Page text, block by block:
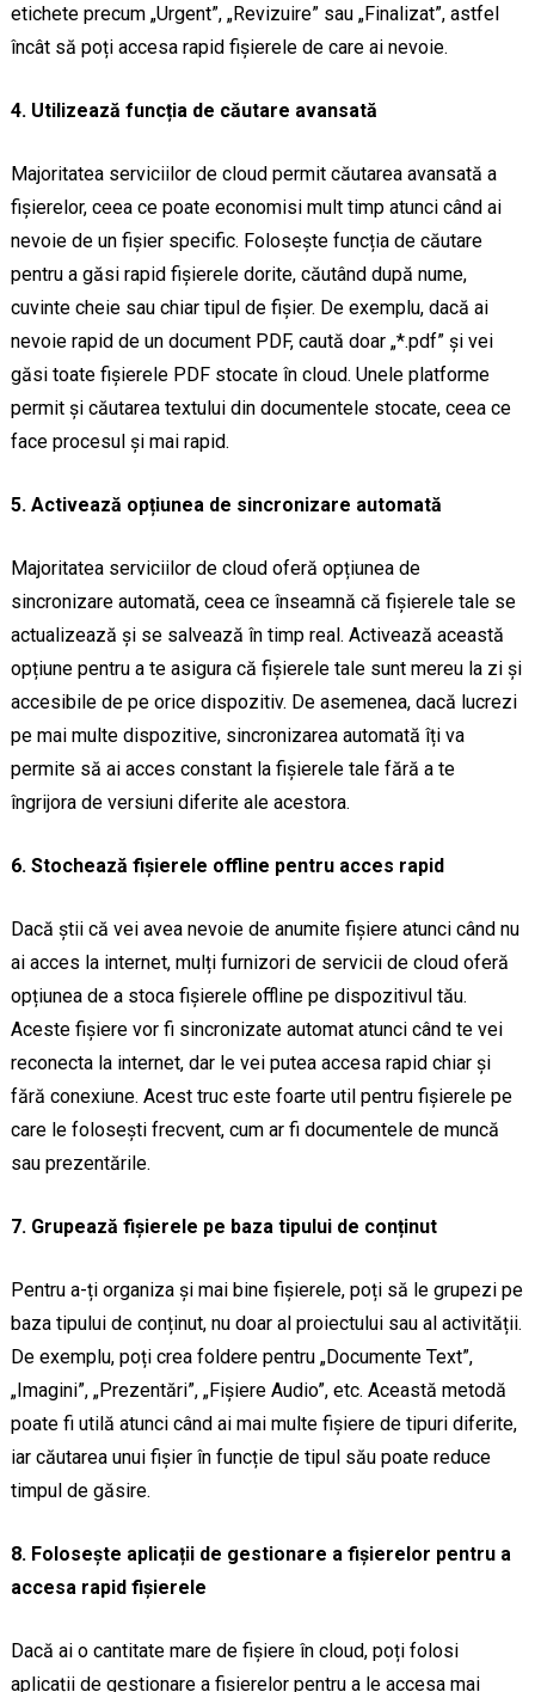
etichete precum „Urgent”, „Revizuire” sau „Finalizat”, astfel
încât să poți accesa rapid fișierele de care ai nevoie.
4. Utilizează funcția de căutare avansată
Majoritatea serviciilor de cloud permit căutarea avansată a
fișierelor, ceea ce poate economisi mult timp atunci când ai
nevoie de un fișier specific. Folosește funcția de căutare
pentru a găsi rapid fișierele dorite, căutând după nume,
cuvinte cheie sau chiar tipul de fișier. De exemplu, dacă ai
nevoie rapid de un document PDF, caută doar „*.pdf” și vei
găsi toate fișierele PDF stocate în cloud. Unele platforme
permit și căutarea textului din documentele stocate, ceea ce
face procesul și mai rapid.
5. Activează opțiunea de sincronizare automată
Majoritatea serviciilor de cloud oferă opțiunea de
sincronizare automată, ceea ce înseamnă că fișierele tale se
actualizează și se salvează în timp real. Activează această
opțiune pentru a te asigura că fișierele tale sunt mereu la zi și
accesibile de pe orice dispozitiv. De asemenea, dacă lucrezi
pe mai multe dispozitive, sincronizarea automată îți va
permite să ai acces constant la fișierele tale fără a te
îngrijora de versiuni diferite ale acestora.
6. Stochează fișierele offline pentru acces rapid
Dacă știi că vei avea nevoie de anumite fișiere atunci când nu
ai acces la internet, mulți furnizori de servicii de cloud oferă
opțiunea de a stoca fișierele offline pe dispozitivul tău.
Aceste fișiere vor fi sincronizate automat atunci când te vei
reconecta la internet, dar le vei putea accesa rapid chiar și
fără conexiune. Acest truc este foarte util pentru fișierele pe
care le folosești frecvent, cum ar fi documentele de muncă
sau prezentările.
7. Grupează fișierele pe baza tipului de conținut
Pentru a-ți organiza și mai bine fișierele, poți să le grupezi pe
baza tipului de conținut, nu doar al proiectului sau al activității.
De exemplu, poți crea foldere pentru „Documente Text”,
„Imagini”, „Prezentări”, „Fișiere Audio”, etc. Această metodă
poate fi utilă atunci când ai mai multe fișiere de tipuri diferite,
iar căutarea unui fișier în funcție de tipul său poate reduce
timpul de găsire.
8. Folosește aplicații de gestionare a fișierelor pentru a
accesa rapid fișierele
Dacă ai o cantitate mare de fișiere în cloud, poți folosi
aplicații de gestionare a fișierelor pentru a le accesa mai